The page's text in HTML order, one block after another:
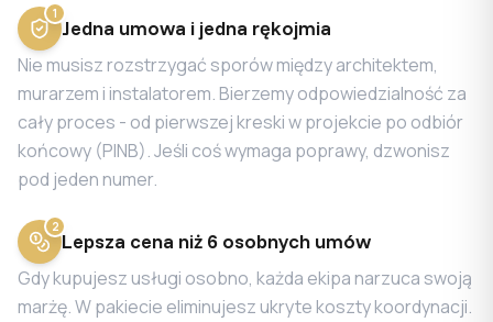
1
Jedna umowa i jedna rękojmia
Nie musisz rozstrzygać sporów między architektem,
murarzem i instalatorem. Bierzemy odpowiedzialność za
cały proces - od pierwszej kreski w projekcie po odbiór
końcowy (PINB). Jeśli coś wymaga poprawy, dzwonisz
pod jeden numer.
2
Lepsza cena niż 6 osobnych umów
Gdy kupujesz usługi osobno, każda ekipa narzuca swoją
marżę. W pakiecie eliminujesz ukryte koszty koordynacji.